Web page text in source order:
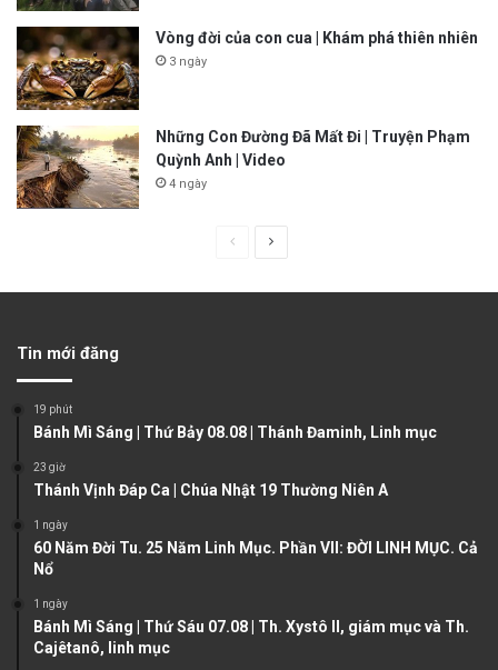
Vòng đời của con cua | Khám phá thiên nhiên
3 ngày
Những Con Đường Đã Mất Đi | Truyện Phạm
Quỳnh Anh | Video
4 ngày
u
p
g
g
Tin mới đăng
19 phút
Bánh Mì Sáng | Thứ Bảy 08.08 | Thánh Đaminh, Linh mục
23 giờ
Thánh Vịnh Đáp Ca | Chúa Nhật 19 Thường Niên A
1 ngày
60 Năm Đời Tu. 25 Năm Linh Mục. Phần VII: ĐỜI LINH MỤC. Cả
Nổ
1 ngày
Bánh Mì Sáng | Thứ Sáu 07.08 | Th. Xystô II, giám mục và Th.
Cajêtanô, linh mục